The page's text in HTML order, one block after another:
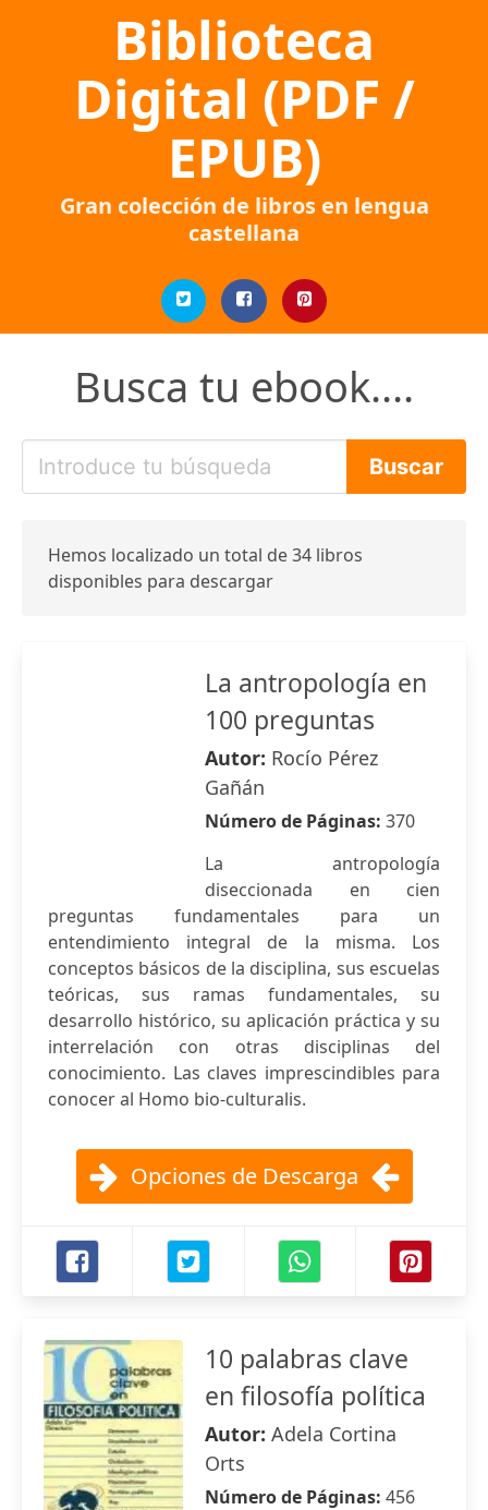
Biblioteca
Digital (PDF /
EPUB)
Gran colección de libros en lengua
castellana
Busca tu ebook....
Hemos localizado un total de 34 libros
disponibles para descargar
La antropología en
100 preguntas
Autor: Rocío Pérez
Gañán
Número de Páginas: 370
La antropología
diseccionada en cien
preguntas fundamentales para un
entendimiento integral de la misma. Los
conceptos básicos de la disciplina, sus escuelas
teóricas, sus ramas fundamentales, su
desarrollo histórico, su aplicación práctica y su
interrelación con otras disciplinas del
conocimiento. Las claves imprescindibles para
conocer al Homo bio-culturalis.
Opciones de Descarga
10 palabras clave
en filosofía política
Autor: Adela Cortina
Orts
Número de Páginas: 456